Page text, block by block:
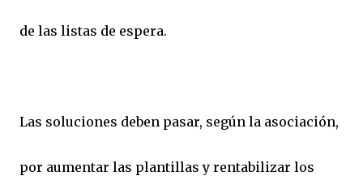
de las listas de espera.
Las soluciones deben pasar, según la asociación,
por aumentar las plantillas y rentabilizar los